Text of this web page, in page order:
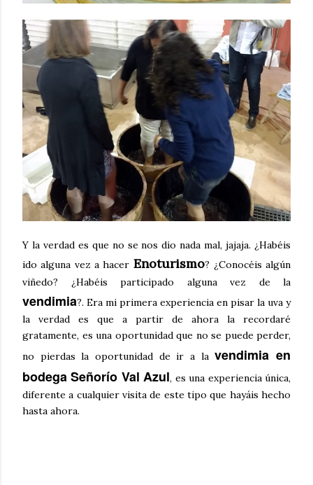
Y la verdad es que no se nos dio nada mal, jajaja. ¿Habéis
ido alguna vez a hacer Enoturismo? ¿Conocéis algún
viñedo? ¿Habéis participado alguna vez de la
vendimia?. Era mi primera experiencia en pisar la uva y
la verdad es que a partir de ahora la recordaré
gratamente, es una oportunidad que no se puede perder,
no pierdas la oportunidad de ir a lavendimia en
bodega Señorío Val Azul, es una experiencia única,
diferente a cualquier visita de este tipo que hayáis hecho
hasta ahora.